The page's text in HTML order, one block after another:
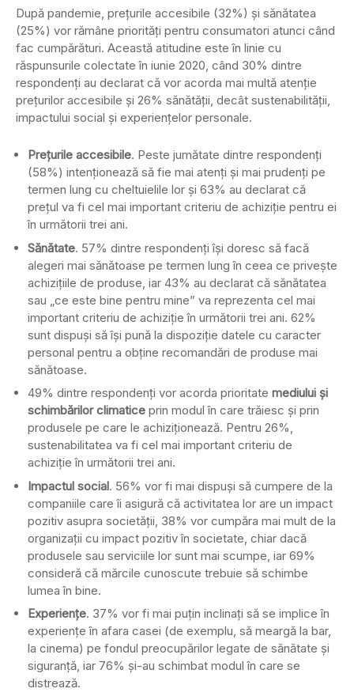
După pandemie, prețurile accesibile (32%) și sănătatea
(25%) vor rămâne priorități pentru consumatori atunci când
fac cumpărături. Această atitudine este în linie cu
răspunsurile colectate în iunie 2020, când 30% dintre
respondenți au declarat că vor acorda mai multă atenție
prețurilor accesibile și 26% sănătății, decât sustenabilității,
impactului social și experiențelor personale.
Prețurile accesibile. Peste jumătate dintre respondenți
(58%) intenționează să fie mai atenți și mai prudenți pe
termen lung cu cheltuielile lor și 63% au declarat că
prețul va fi cel mai important criteriu de achiziție pentru ei
în următorii trei ani.
Sănătate. 57% dintre respondenți își doresc să facă
alegeri mai sănătoase pe termen lung în ceea ce privește
achizițiile de produse, iar 43% au declarat că sănătatea
sau „ce este bine pentru mine” va reprezenta cel mai
important criteriu de achiziție în următorii trei ani. 62%
sunt dispuși să își pună la dispoziție datele cu caracter
personal pentru a obține recomandări de produse mai
sănătoase.
49% dintre respondenți vor acorda prioritate mediului și
schimbărilor climatice prin modul în care trăiesc și prin
produsele pe care le achiziționează. Pentru 26%,
sustenabilitatea va fi cel mai important criteriu de
achiziție în următorii trei ani.
Impactul social. 56% vor fi mai dispuși să cumpere de la
companiile care îi asigură că activitatea lor are un impact
pozitiv asupra societății, 38% vor cumpăra mai mult de la
organizații cu impact pozitiv în societate, chiar dacă
produsele sau serviciile lor sunt mai scumpe, iar 69%
consideră că mărcile cunoscute trebuie să schimbe
lumea în bine.
Experiențe. 37% vor fi mai puțin inclinați să se implice în
experiențe în afara casei (de exemplu, să meargă la bar,
la cinema) pe fondul preocupărilor legate de sănătate și
siguranță, iar 76% și-au schimbat modul în care se
distrează.